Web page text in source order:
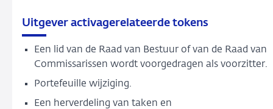
Uitgever activagerelateerde tokens
Een lid van de Raad van Bestuur of van de Raad van
Commissarissen wordt voorgedragen als voorzitter.
Portefeuille wijziging.
Een herverdeling van taken en